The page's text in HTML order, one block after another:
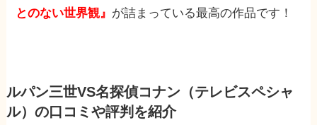
とのない世界観』 が詰まっている最高の作品です！
ルパン三世VS名探偵コナン（テレビスペシャ
ル）の口コミや評判を紹介